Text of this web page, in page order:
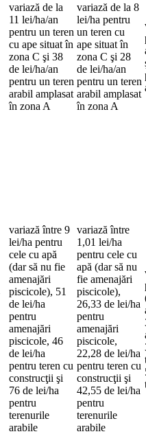
variază de la
11 lei/ha/an
pentru un teren
cu ape situat în
zona C şi 38
de lei/ha/an
pentru un teren
arabil amplasat
în zona A
variază de la 8
lei/ha pentru
un teren cu
ape situat în
zona C şi 28
de lei/ha/an
pentru un teren
arabil amplasat
în zona A
variază între 9
lei/ha pentru
cele cu apă
(dar să nu fie
amenajări
piscicole), 51
de lei/ha
pentru
amenajări
piscicole, 46
de lei/ha
pentru teren cu
construcţii şi
76 de lei/ha
pentru
terenurile
arabile
variază între
1,01 lei/ha
pentru cele cu
apă (dar să nu
fie amenajări
piscicole),
26,33 de lei/ha
pentru
amenajări
piscicole,
22,28 de lei/ha
pentru teren cu
construcţii şi
42,55 de lei/ha
pentru
terenurile
arabile